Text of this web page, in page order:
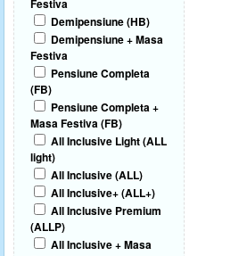
Festiva
Demipensiune (HB)
Demipensiune + Masa
Festiva
Pensiune Completa
(FB)
Pensiune Completa +
Masa Festiva (FB)
All Inclusive Light (ALL
light)
All Inclusive (ALL)
All Inclusive+ (ALL+)
All Inclusive Premium
(ALLP)
All Inclusive + Masa